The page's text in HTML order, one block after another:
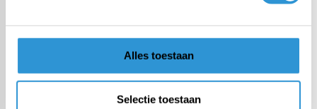
Alles toestaan
Selectie toestaan
€389,00Incl btw
1 2 3 4 5 .. 9